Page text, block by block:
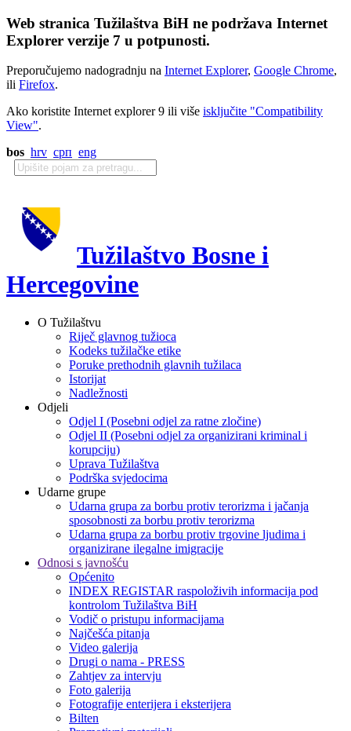
Web stranica Tužilaštva BiH ne podržava Internet
Explorer verzije 7 u potpunosti.
Preporučujemo nadogradnju na Internet Explorer, Google Chrome,
ili Firefox.
Ako koristite Internet explorer 9 ili više isključite "Compatibility
View".
bos hrv срп eng
Tužilaštvo Bosne i
Hercegovine
O Tužilaštvu
Riječ glavnog tužioca
Kodeks tužilačke etike
Poruke prethodnih glavnih tužilaca
Istorijat
Nadležnosti
Odjeli
Odjel I (Posebni odjel za ratne zločine)
Odjel II (Posebni odjel za organizirani kriminal i
korupciju)
Uprava Tužilaštva
Podrška svjedocima
Udarne grupe
Udarna grupa za borbu protiv terorizma i jačanja
sposobnosti za borbu protiv terorizma
Udarna grupa za borbu protiv trgovine ljudima i
organizirane ilegalne imigracije
Odnosi s javnošću
Općenito
INDEX REGISTAR raspoloživih informacija pod
kontrolom Tužilaštva BiH
Vodič o pristupu informacijama
Najčešća pitanja
Video galerija
Drugi o nama - PRESS
Zahtjev za intervju
Foto galerija
Fotografije enterijera i eksterijera
Bilten